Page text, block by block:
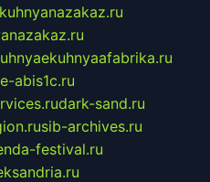
e-abis1c.ru
dark-sand.ru
sib-archives.ru
festival.ru